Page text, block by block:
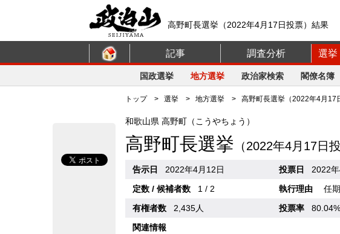
高野町長選挙（2022年4月17日投票）結果
記事 調査分析 選挙
国政選挙 地方選挙 政治家検索 閣僚名簿
トップ> 選挙 > 地方選挙 > 高野町長選挙（2022年4月17
和歌山県 高野町（こうやちょう）
高野町長選挙 （2022年4月17日投
告示日 2022年4月12日 投票日
2022
定数 / 候補者数
1 / 2 執行理由
任
有権者数
2,435人 投票率 80.04%
関連情報